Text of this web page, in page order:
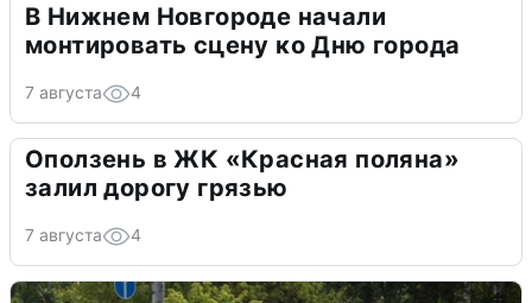
В Нижнем Новгороде начали
монтировать сцену ко Дню города
7 августа 4
Оползень в ЖК «Красная поляна»
залил дорогу грязью
7 августа 4